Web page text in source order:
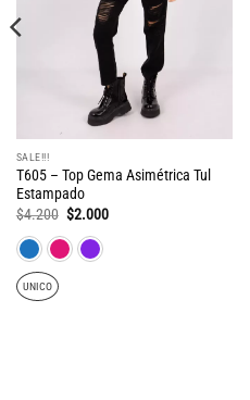
SALE!!!
T605 – Top Gema Asimétrica Tul
Estampado
$4.200 El
original
era:
$2.000El
UNICO